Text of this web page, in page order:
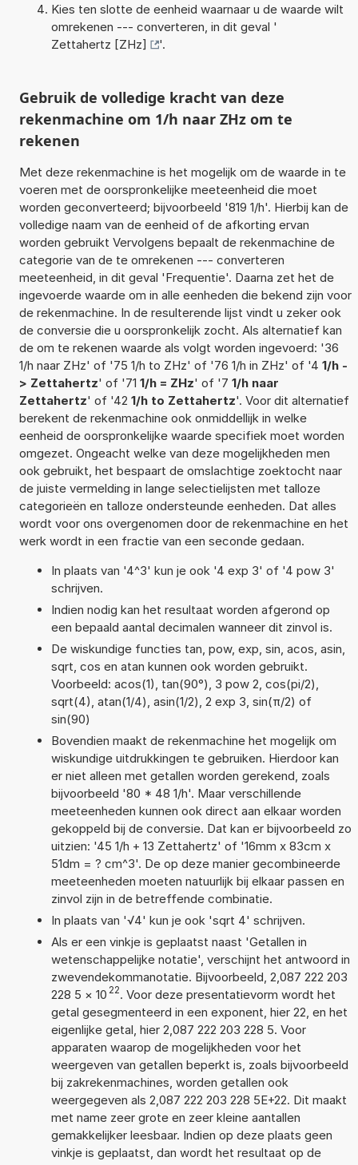
Kies ten slotte de eenheid waarnaar u de waarde wilt
omrekenen --- converteren, in dit geval '
Zettahertz [ZHz]
'.
Gebruik de volledige kracht van deze
rekenmachine om 1/h naar ZHz om te
rekenen
Met deze rekenmachine is het mogelijk om de waarde in te
voeren met de oorspronkelijke meeteenheid die moet
worden geconverteerd; bijvoorbeeld '819 1/h'. Hierbij kan de
volledige naam van de eenheid of de afkorting ervan
worden gebruikt Vervolgens bepaalt de rekenmachine de
categorie van de te omrekenen --- converteren
meeteenheid, in dit geval 'Frequentie'. Daarna zet het de
ingevoerde waarde om in alle eenheden die bekend zijn voor
de rekenmachine. In de resulterende lijst vindt u zeker ook
de conversie die u oorspronkelijk zocht. Als alternatief kan
de om te rekenen waarde als volgt worden ingevoerd: '36
1/h naar ZHz' of '75 1/h to ZHz' of '76 1/h in ZHz' of '4 1/h -
> Zettahertz' of '71 1/h = ZHz' of '7 1/h naar
Zettahertz' of '42 1/h to Zettahertz'. Voor dit alternatief
berekent de rekenmachine ook onmiddellijk in welke
eenheid de oorspronkelijke waarde specifiek moet worden
omgezet. Ongeacht welke van deze mogelijkheden men
ook gebruikt, het bespaart de omslachtige zoektocht naar
de juiste vermelding in lange selectielijsten met talloze
categorieën en talloze ondersteunde eenheden. Dat alles
wordt voor ons overgenomen door de rekenmachine en het
werk wordt in een fractie van een seconde gedaan.
In plaats van '4^3' kun je ook '4 exp 3' of '4 pow 3'
schrijven.
Indien nodig kan het resultaat worden afgerond op
een bepaald aantal decimalen wanneer dit zinvol is.
De wiskundige functies tan, pow, exp, sin, acos, asin,
sqrt, cos en atan kunnen ook worden gebruikt.
Voorbeeld: acos(1), tan(90°), 3 pow 2, cos(pi/2),
sqrt(4), atan(1/4), asin(1/2), 2 exp 3, sin(π/2) of
sin(90)
Bovendien maakt de rekenmachine het mogelijk om
wiskundige uitdrukkingen te gebruiken. Hierdoor kan
er niet alleen met getallen worden gerekend, zoals
bijvoorbeeld '80 * 48 1/h'. Maar verschillende
meeteenheden kunnen ook direct aan elkaar worden
gekoppeld bij de conversie. Dat kan er bijvoorbeeld zo
uitzien: '45 1/h + 13 Zettahertz' of '16mm x 83cm x
51dm = ? cm^3'. De op deze manier gecombineerde
meeteenheden moeten natuurlijk bij elkaar passen en
zinvol zijn in de betreffende combinatie.
In plaats van '√4' kun je ook 'sqrt 4' schrijven.
Als er een vinkje is geplaatst naast 'Getallen in
wetenschappelijke notatie', verschijnt het antwoord in
zwevendekommanotatie. Bijvoorbeeld, 2,087 222 203
228 5 × 10 22. Voor deze presentatievorm wordt het
getal gesegmenteerd in een exponent, hier 22, en het
eigenlijke getal, hier 2,087 222 203 228 5. Voor
apparaten waarop de mogelijkheden voor het
weergeven van getallen beperkt is, zoals bijvoorbeeld
bij zakrekenmachines, worden getallen ook
weergegeven als 2,087 222 203 228 5E+22. Dit maakt
met name zeer grote en zeer kleine aantallen
gemakkelijker leesbaar. Indien op deze plaats geen
vinkje is geplaatst, dan wordt het resultaat op de